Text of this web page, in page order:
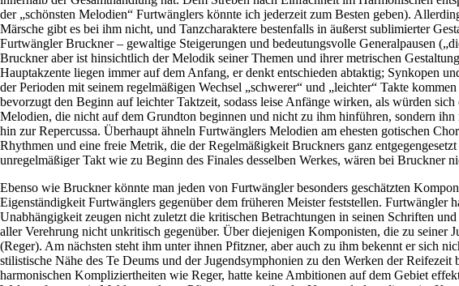
der „schönsten Melodien“ Furtwänglers könnte ich jederzeit zum Besten geben).
Märsche gibt es bei ihm nicht, und Tanzcharaktere bestenfalls in äußerst sublimierter
Furtwängler Bruckner – gewaltige Steigerungen und bedeutungsvolle Generalpausen
Bruckner aber ist hinsichtlich der Melodik seiner Themen und ihrer metrischen
Hauptakzente liegen immer auf dem Anfang, er denkt entschieden abtaktig; Synkopen
der Perioden mit seinem regelmäßigen Wechsel „schwerer“ und „leichter“ Takte
bevorzugt den Beginn auf leichter Taktzeit, sodass leise Anfänge wirken, als würden
Melodien, die nicht auf dem Grundton beginnen und nicht zu ihm hinführen, sondern
hin zur Repercussa. Überhaupt ähneln Furtwänglers Melodien am ehesten gotischen
Rhythmen und eine freie Metrik, die der Regelmäßigkeit Bruckners ganz
unregelmäßiger Takt wie zu Beginn des Finales desselben Werkes, wären bei Bruckner
Ebenso wie Bruckner könnte man jeden von Furtwängler besonders geschätzten
Eigenständigkeit Furtwänglers gegenüber dem früheren Meister feststellen.
Unabhängigkeit zeugen nicht zuletzt die kritischen Betrachtungen in seinen Schriften
aller Verehrung nicht unkritisch gegenüber. Über diejenigen Komponisten, die zu seiner
(Reger). Am nächsten steht ihm unter ihnen Pfitzner, aber auch zu ihm bekennt er sich
stilistische Nähe des Te Deums und der Jugendsymphonien zu den Werken der
harmonischen Kompliziertheiten wie Reger, hatte keine Ambitionen auf dem Gebiet